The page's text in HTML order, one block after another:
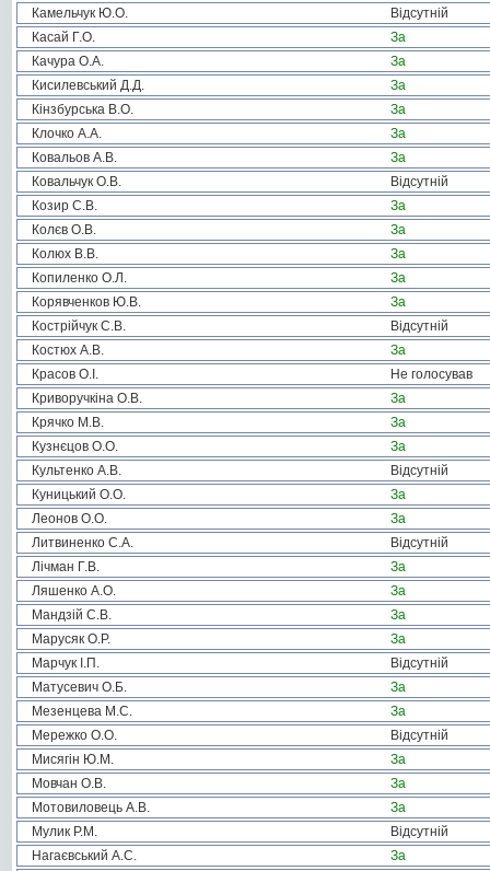
Камельчук Ю.О.
Відсутній
Касай Г.О.
За
Качура О.А.
За
Кисилевський Д.Д.
За
Кінзбурська В.О.
За
Клочко А.А.
За
Ковальов А.В.
За
Ковальчук О.В.
Відсутній
Козир С.В.
За
Колєв О.В.
За
Колюх В.В.
За
Копиленко О.Л.
За
Корявченков Ю.В.
За
Кострійчук С.В.
Відсутній
Костюх А.В.
За
Красов О.І.
Не голосував
Криворучкіна О.В.
За
Крячко М.В.
За
Кузнєцов О.О.
За
Культенко А.В.
Відсутній
Куницький О.О.
За
Леонов О.О.
За
Литвиненко С.А.
Відсутній
Лічман Г.В.
За
Ляшенко А.О.
За
Мандзій С.В.
За
Марусяк О.Р.
За
Марчук І.П.
Відсутній
Матусевич О.Б.
За
Мезенцева М.С.
За
Мережко О.О.
Відсутній
Мисягін Ю.М.
За
Мовчан О.В.
За
Мотовиловець А.В.
За
Мулик Р.М.
Відсутній
Нагаєвський А.С.
За